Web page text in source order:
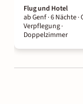
Flug und Hotel
ab Genf ·6 Nächte·
Verpflegung·
Doppelzimmer